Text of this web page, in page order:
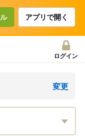
アプリで開く
ログイン
変更